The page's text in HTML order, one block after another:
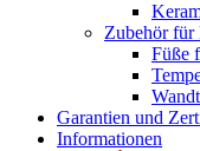
Zubehör für
Füße
Garantien und
Informationen